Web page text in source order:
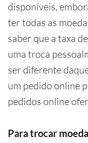
disponíveis,
ter todas as
saber que a taxa
uma troca
ser diferente
um pedido online
pedidos online
Para trocar